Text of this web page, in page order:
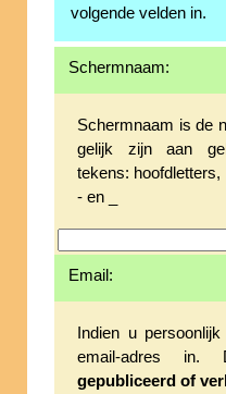
volgende velden in.
Schermnaam:
Schermnaam is de
gelijk zijn aan
tekens:
- en _
Email:
Indien u
email-adres
gepubliceerd of